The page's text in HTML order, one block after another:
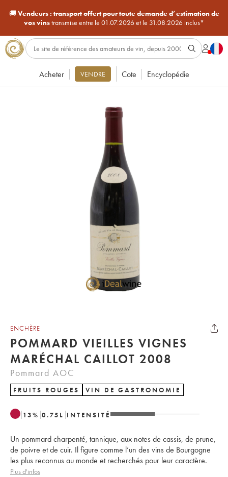
🚚Vendeurs : transport offert pour toute demande d’estimation de
vos vinstransmise entre le 01.07.2026 et le 31.08.2026 inclus*
Acheter VENDRE Cote Encyclopédie
ENCHÈRE
POMMARD VIEILLES VIGNES
MARÉCHAL CAILLOT 2008
Pommard AOC
FRUITS ROUGES VIN DE GASTRONOMIE
13% 0.75 L INTENSITÉ
Un pommard charpenté, tannique, aux notes de cassis, de prune,
de poivre et de cuir. Il figure comme l’un des vins de Bourgogne
les plus reconnus au monde et recherchés pour leur caractère.
Plus d'infos